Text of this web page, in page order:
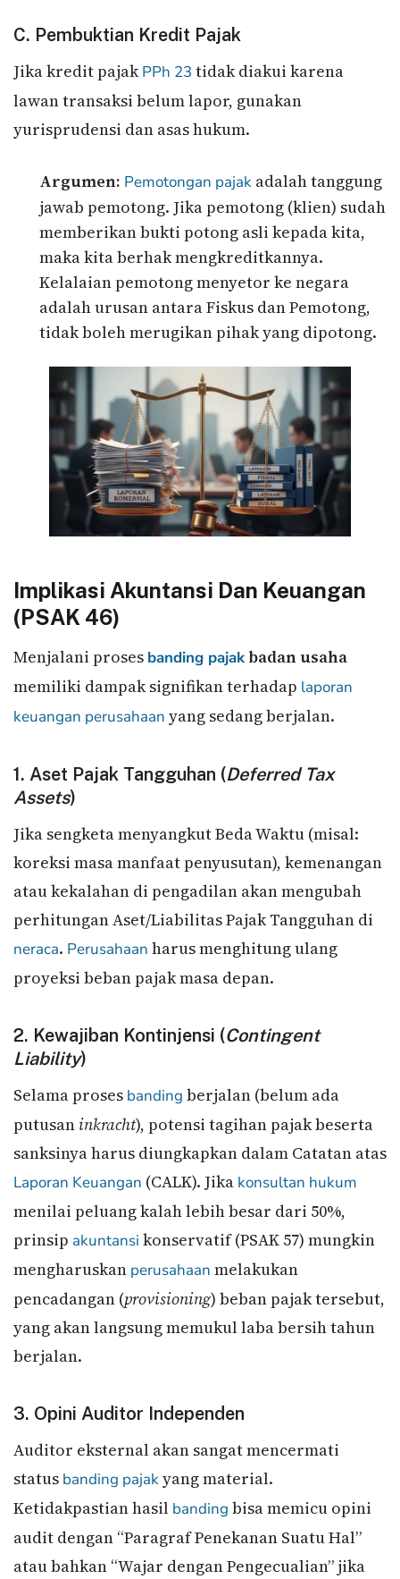
C. Pembuktian Kredit Pajak
Jika kredit pajakPPh 23 tidak diakui karena
lawan transaksi belum lapor, gunakan
yurisprudensi dan asas hukum.
Argumen: Pemotongan pajak adalah tanggung
jawab pemotong. Jika pemotong (klien) sudah
memberikan bukti potong asli kepada kita,
maka kita berhak mengkreditkannya.
Kelalaian pemotong menyetor ke negara
adalah urusan antara Fiskus dan Pemotong,
tidak boleh merugikan pihak yang dipotong.
Implikasi Akuntansi Dan Keuangan
(PSAK 46)
Menjalani proses banding pajak badan usaha
memiliki dampak signifikan terhadap laporan
keuangan perusahaan yang sedang berjalan.
1. Aset Pajak Tangguhan (Deferred Tax
Assets)
Jika sengketa menyangkut Beda Waktu (misal:
koreksi masa manfaat penyusutan), kemenangan
atau kekalahan di pengadilan akan mengubah
perhitungan Aset/Liabilitas Pajak Tangguhan di
neraca. Perusahaan harus menghitung ulang
proyeksi beban pajak masa depan.
2. Kewajiban Kontinjensi (Contingent
Liability)
Selama proses banding berjalan (belum ada
putusan inkracht), potensi tagihan pajak beserta
sanksinya harus diungkapkan dalam Catatan atas
Laporan Keuangan (CALK). Jika konsultan hukum
menilai peluang kalah lebih besar dari 50%,
prinsip akuntansi konservatif (PSAK 57) mungkin
mengharuskan perusahaan melakukan
pencadangan (provisioning) beban pajak tersebut,
yang akan langsung memukul laba bersih tahun
berjalan.
3. Opini Auditor Independen
Auditor eksternal akan sangat mencermati
status banding pajakyang material.
Ketidakpastian hasil banding bisa memicu opini
audit dengan “Paragraf Penekanan Suatu Hal”
atau bahkan “Wajar dengan Pengecualian” jika